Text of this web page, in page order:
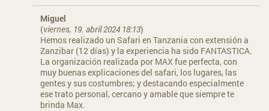
Miguel
(viernes, 19. abril 2024 18:13)
Hemos realizado un Safari en Tanzania con extensión a
Zanzibar (12 días) y la experiencia ha sido FANTASTICA.
La organización realizada por MAX fue perfecta, con
muy buenas explicaciones del safari, los lugares, las
gentes y sus costumbres; y destacando especialmente
ese trato personal, cercano y amable que siempre te
brinda Max.